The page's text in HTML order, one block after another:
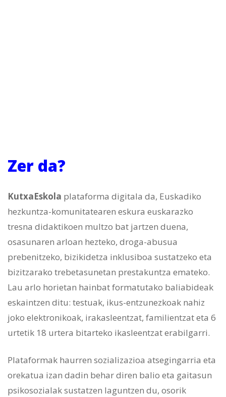
Zer da?
KutxaEskola plataforma digitala da, Euskadiko
hezkuntza-komunitatearen eskura euskarazko
tresna didaktikoen multzo bat jartzen duena,
osasunaren arloan hezteko, droga-abusua
prebenitzeko, bizikidetza inklusiboa sustatzeko eta
bizitzarako trebetasunetan prestakuntza emateko.
Lau arlo horietan hainbat formatutako baliabideak
eskaintzen ditu: testuak, ikus-entzunezkoak nahiz
joko elektronikoak, irakasleentzat, familientzat eta 6
urtetik 18 urtera bitarteko ikasleentzat erabilgarri.
Plataformak haurren sozializazioa atsegingarria eta
orekatua izan dadin behar diren balio eta gaitasun
psikosozialak sustatzen laguntzen du, osorik